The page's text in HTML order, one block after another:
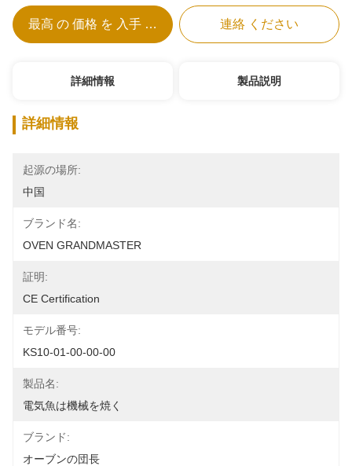
最高 の 価格 を 入手 する 連絡 ください
詳細情報 製品説明
詳細情報
起源の場所:
中国
ブランド名:
OVEN GRANDMASTER
証明:
CE Certification
モデル番号:
KS10-01-00-00-00
製品名:
電気魚は機械を焼く
ブランド:
オーブンの団長